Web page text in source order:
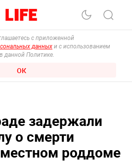
с приложенной
данных и с использованием
данной Политике.
ОК
задержали
о смерти
роддоме